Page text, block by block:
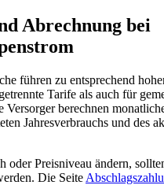
Abrechnung bei
führen zu entsprechend
Tarife als auch für
Versorger berechnen
Jahresverbrauchs und des
oder Preisniveau ändern,
Die Seite